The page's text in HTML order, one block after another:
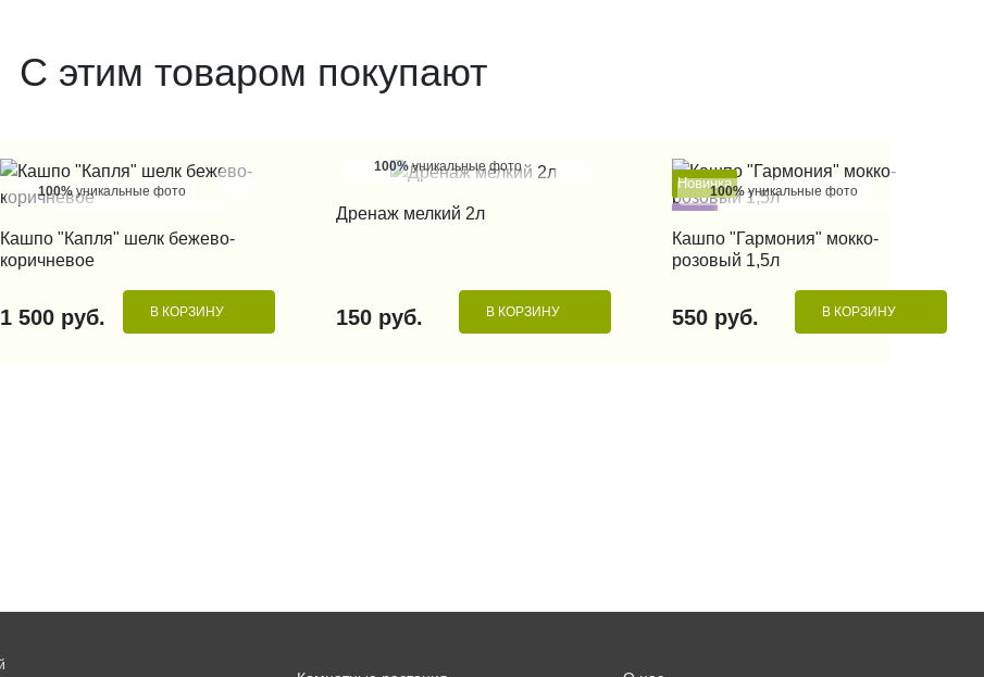
С этим товаром покупают
100%уникальные фото
КУПИТЬ В 1 КЛИК
Кашпо "Капля" шелк бежево-
коричневое
1 500 руб. В КОРЗИНУ
100%уникальные фото
Дренаж мелкий 2л
150 руб. В КОРЗИНУ
Новинка
100%уникальные фото
КУПИТЬ В 1 КЛИК
Кашпо "Гармония" мокко-
розовый 1,5л
550 руб. В КОРЗИНУ